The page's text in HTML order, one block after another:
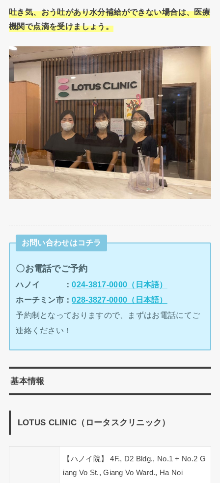
吐き気、おう吐があり水分補給ができない場合は、医療
機関で点滴を受けましょう。
お問い合わせはコチラ
〇お電話でご予約
ハノイ ：024-3817-0000（日本語）
ホーチミン市：028-3827-0000（日本語）
予約制となっておりますので、まずはお電話にてご
連絡ください！
基本情報
LOTUS CLINIC（ロータスクリニック）
【ハノイ院】 4F., D2 Bldg., No.1 + No.2 G
iang Vo St., Giang Vo Ward., Ha Noi